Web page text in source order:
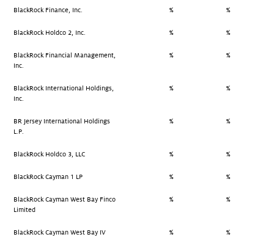
BlackRock Finance, Inc. % %
BlackRock Holdco 2, Inc. % %
BlackRock Financial Management,
Inc.
% %
BlackRock International Holdings,
Inc.
% %
BR Jersey International Holdings
L.P.
% %
BlackRock Holdco 3, LLC % %
BlackRock Cayman 1 LP % %
BlackRock Cayman West Bay Finco
Limited
% %
BlackRock Cayman West Bay IV
% %